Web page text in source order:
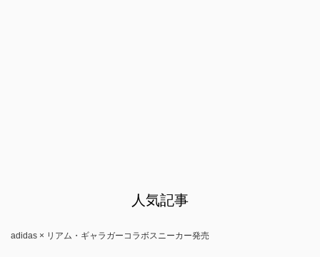
人気記事
adidas × リアム・ギャラガーコラボスニーカー発売